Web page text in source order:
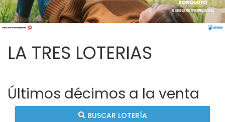
LA TRES LOTERIAS
Últimos décimos a la venta
BUSCAR LOTERÍA